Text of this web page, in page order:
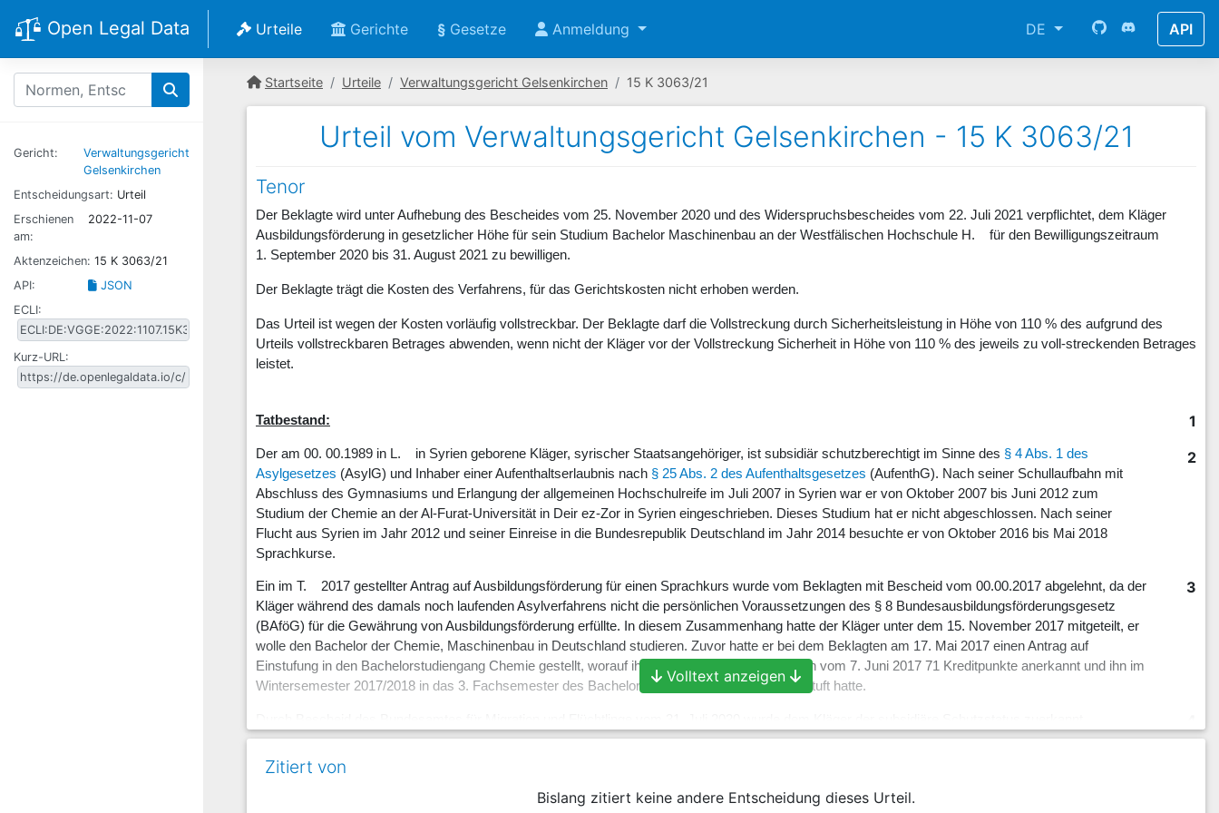
Open Legal Data Urteile Gerichte § Gesetze Anmeldung DE API
Gericht:
Verwaltungsgericht
Gelsenkirchen
Entscheidungsart: Urteil
Erschienen
am:
2022-11-07
Aktenzeichen: 15 K 3063/21
API:
JSON
ECLI:
Kurz-URL:
Startseite Urteile Verwaltungsgericht Gelsenkirchen 15 K 3063/21
Urteil vom Verwaltungsgericht Gelsenkirchen - 15 K 3063/21
Tenor
Der Beklagte wird unter Aufhebung des Bescheides vom 25. November 2020 und des Widerspruchsbescheides vom 22. Juli 2021 verpflichtet, dem Kläger
Ausbildungsförderung in gesetzlicher Höhe für sein Studium Bachelor Maschinenbau an der Westfälischen Hochschule H. für den Bewilligungszeitraum
1. September 2020 bis 31. August 2021 zu bewilligen.
Der Beklagte trägt die Kosten des Verfahrens, für das Gerichtskosten nicht erhoben werden.
Das Urteil ist wegen der Kosten vorläufig vollstreckbar. Der Beklagte darf die Vollstreckung durch Sicherheitsleistung in Höhe von 110 % des aufgrund des
Urteils vollstreckbaren Betrages abwenden, wenn nicht der Kläger vor der Vollstreckung Sicherheit in Höhe von 110 % des jeweils zu voll-streckenden Betrages
leistet.
1
Tatbestand:
2
Der am 00. 00.1989 in L. in Syrien geborene Kläger, syrischer Staatsangehöriger, ist subsidiär schutzberechtigt im Sinne des § 4 Abs. 1 des
Asylgesetzes (AsylG) und Inhaber einer Aufenthaltserlaubnis nach § 25 Abs. 2 des Aufenthaltsgesetzes (AufenthG). Nach seiner Schullaufbahn mit
Abschluss des Gymnasiums und Erlangung der allgemeinen Hochschulreife im Juli 2007 in Syrien war er von Oktober 2007 bis Juni 2012 zum
Studium der Chemie an der Al-Furat-Universität in Deir ez-Zor in Syrien eingeschrieben. Dieses Studium hat er nicht abgeschlossen. Nach seiner
Flucht aus Syrien im Jahr 2012 und seiner Einreise in die Bundesrepublik Deutschland im Jahr 2014 besuchte er von Oktober 2016 bis Mai 2018
Sprachkurse.
3
Ein im T. 2017 gestellter Antrag auf Ausbildungsförderung für einen Sprachkurs wurde vom Beklagten mit Bescheid vom 00.00.2017 abgelehnt, da der
Kläger während des damals noch laufenden Asylverfahrens nicht die persönlichen Voraussetzungen des § 8 Bundesausbildungsförderungsgesetz
(BAföG) für die Gewährung von Ausbildungsförderung erfüllte. In diesem Zusammenhang hatte der Kläger unter dem 15. November 2017 mitgeteilt, er
wolle den Bachelor der Chemie, Maschinenbau in Deutschland studieren. Zuvor hatte er bei dem Beklagten am 17. Mai 2017 einen Antrag auf
Einstufung in den Bachelorstudiengang Chemie gestellt, worauf ihm der Beklagte mit Schreiben vom 7. Juni 2017 71 Kreditpunkte anerkannt und ihn im
Wintersemester 2017/2018 in das 3. Fachsemester des Bachelorstudiengangs Chemie eingestuft hatte.
1. Oktober 2018 aufgenommenes Studium an der X. Hochschule H. am Standort H. in der Fachrichtung Bachelor Maschinenbau.
Mit Schreiben vom 14. September 2020 teilte der Beklagte dem Kläger mit, dieser habe einen Fachrichtungswechsel mitgeteilt, und forderte den Kläger
Volltext anzeigen
Zitiert von
Bislang zitiert keine andere Entscheidung dieses Urteil.